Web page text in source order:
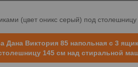
(цвет оникс серый) под
Дана Виктория 85 напольная с 3
145 см над стиральной